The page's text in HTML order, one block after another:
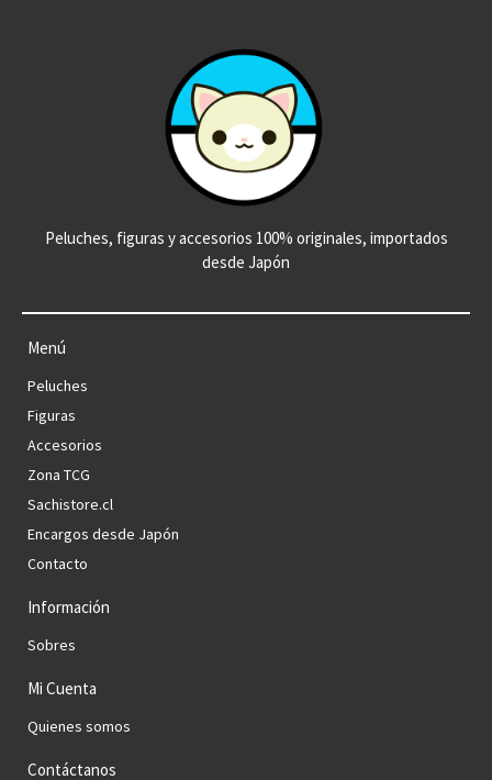
Peluches, figuras y accesorios 100% originales, importados
desde Japón
Menú
Peluches
Figuras
Accesorios
Zona TCG
Sachistore.cl
Encargos desde Japón
Contacto
Información
Sobres
Mi Cuenta
Quienes somos
Contáctanos